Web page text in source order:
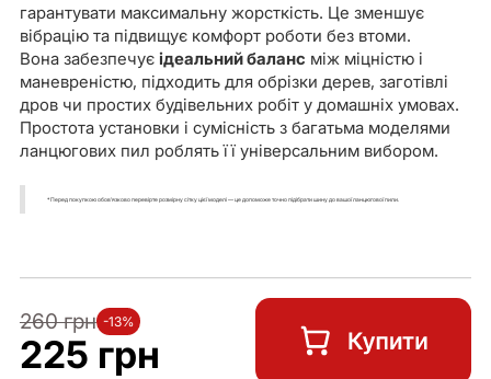
гарантувати максимальну жорсткість. Це зменшує
вібрацію та підвищує комфорт роботи без втоми.
Вона забезпечує ідеальний баланс між міцністю і
маневреністю, підходить для обрізки дерев, заготівлі
дров чи простих будівельних робіт у домашніх умовах.
Простота установки і сумісність з багатьма моделями
ланцюгових пил роблять її універсальним вибором.
* Перед покупкою обовʼязково перевірте розмірну сітку цієї моделі — це допоможе точно підібрати шину до вашої ланцюгової пили.
260 грн -13%
225 грн